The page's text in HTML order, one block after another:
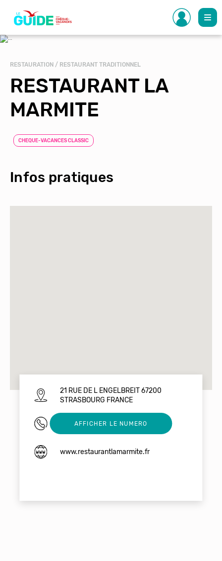
contenu
principal
RESTAURATION / RESTAURANT TRADITIONNEL
RESTAURANT LA
MARMITE
CHEQUE-VACANCES CLASSIC
Infos pratiques
21 RUE DE L ENGELBREIT 67200
STRASBOURG FRANCE
03 88 30 06 18
AFFICHER LE NUMERO
www.restaurantlamarmite.fr